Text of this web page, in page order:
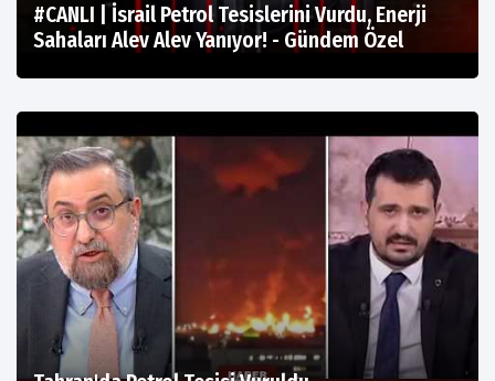
#CANLI | İsrail Petrol Tesislerini Vurdu, Enerji
Sahaları Alev Alev Yanıyor! - Gündem Özel